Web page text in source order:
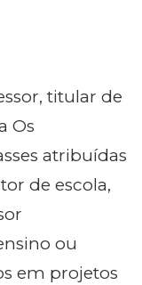
titular de
Os
atribuídas
de escola,
ou
em projetos